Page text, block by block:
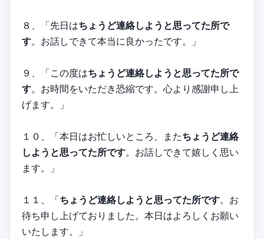
８、「先日はちょうど連絡しようと思ってた所で
す。お話しできて本当に良かったです。」
９、「この度はちょうど連絡しようと思ってた所で
す。お時間をいただき恐縮です。心より感謝申し上
げます。」
１０、「本日はお忙しいところ、またちょうど連絡
しようと思ってた所です。お話しできて嬉しく思い
ます。」
１１、「ちょうど連絡しようと思ってた所です。お
待ち申し上げておりました。本日はよろしくお願い
いたします。」